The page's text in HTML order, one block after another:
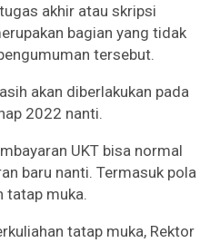
akhir atau skripsi
bagian yang tidak
tersebut.
akan diberlakukan pada
2022 nanti.
UKT bisa normal
baru nanti. Termasuk pola
tatap muka.
tatap muka, Rektor